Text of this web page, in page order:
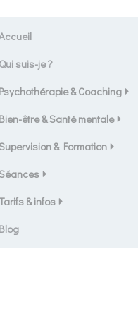
suis-je ?
& Coaching
être & Santé mentale
& Formation
& infos